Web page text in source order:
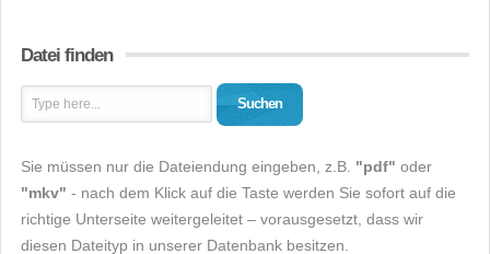
Datei finden
Suchen
Sie müssen nur die Dateiendung eingeben, z.B. "pdf" oder
"mkv" - nach dem Klick auf die Taste werden Sie sofort auf die
richtige Unterseite weitergeleitet – vorausgesetzt, dass wir
diesen Dateityp in unserer Datenbank besitzen.